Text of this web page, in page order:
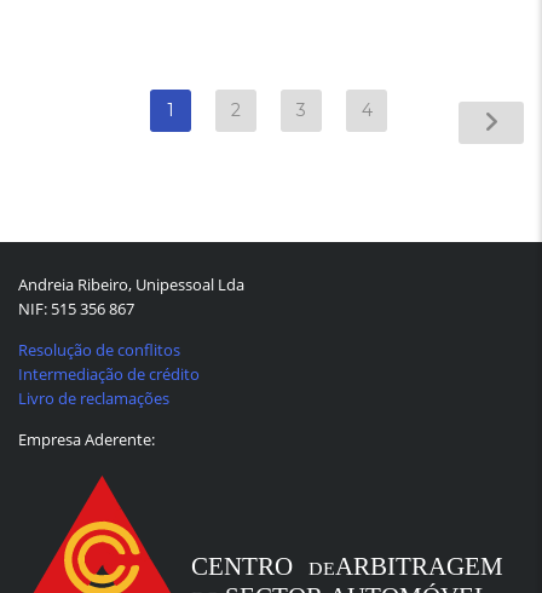
1 2 3 4
Andreia Ribeiro, Unipessoal Lda
NIF: 515 356 867
Resolução de conflitos
Intermediação de crédito
Livro de reclamações
Empresa Aderente: